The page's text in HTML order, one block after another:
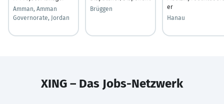
Amman, Amman
Governorate, Jordan
Brüggen
er
Hanau
XING – Das Jobs-Netzwerk